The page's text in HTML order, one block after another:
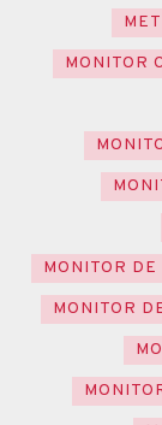
MONITOR
MONITOR
MONITOR